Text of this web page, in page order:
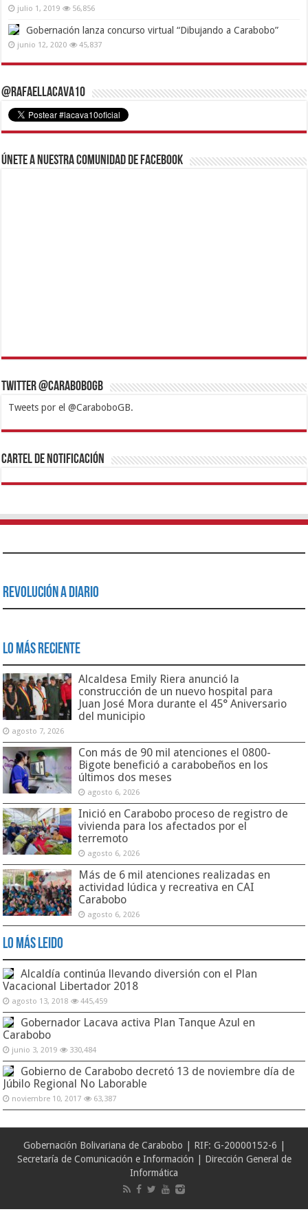
julio 1, 2019 56,856
Gobernación lanza concurso virtual “Dibujando a Carabobo”
junio 12, 2020 45,837
@RafaelLacava10
Únete a nuestra comunidad de Facebook
Twitter @CaraboboGB
Tweets por el @CaraboboGB.
1xbetBetturkeyBetistKralbetSupertotobetTipobetMatadorbetMariobet
https://mvbcasino.com/
Cartel de Notificación
Revolución a Diario
Lo Más Reciente
Alcaldesa Emily Riera anunció la
construcción de un nuevo hospital para
Juan José Mora durante el 45° Aniversario
del municipio
agosto 7, 2026
Con más de 90 mil atenciones el 0800-
Bigote benefició a carabobeños en los
últimos dos meses
agosto 6, 2026
Inició en Carabobo proceso de registro de
vivienda para los afectados por el
terremoto
agosto 6, 2026
Más de 6 mil atenciones realizadas en
actividad lúdica y recreativa en CAI
Carabobo
agosto 6, 2026
Lo Más Leido
Alcaldía continúa llevando diversión con el Plan
Vacacional Libertador 2018
agosto 13, 2018 445,459
Gobernador Lacava activa Plan Tanque Azul en
Carabobo
junio 3, 2019 330,484
Gobierno de Carabobo decretó 13 de noviembre día de
Júbilo Regional No Laborable
noviembre 10, 2017 63,387
Gobernación Bolivariana de Carabobo | RIF: G-20000152-6 |
Secretaría de Comunicación e Información | Dirección General de
Informática